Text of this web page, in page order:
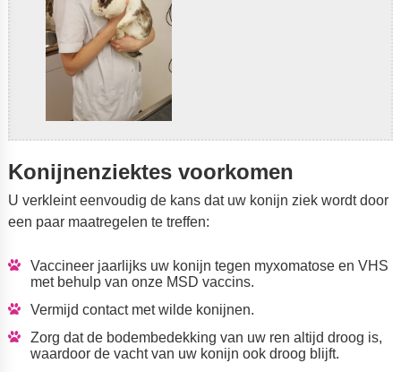
Konijnenziektes voorkomen
U verkleint eenvoudig de kans dat uw konijn ziek wordt door
een paar maatregelen te treffen:
Vaccineer jaarlijks uw konijn tegen myxomatose en VHS
met behulp van onze MSD vaccins.
Vermijd contact met wilde konijnen.
Zorg dat de bodembedekking van uw ren altijd droog is,
waardoor de vacht van uw konijn ook droog blijft.